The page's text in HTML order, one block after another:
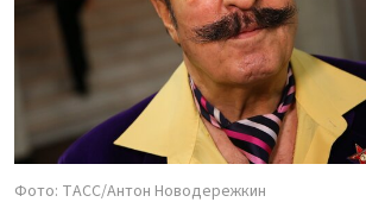
Фото: ТАСС/Антон Новодережкин